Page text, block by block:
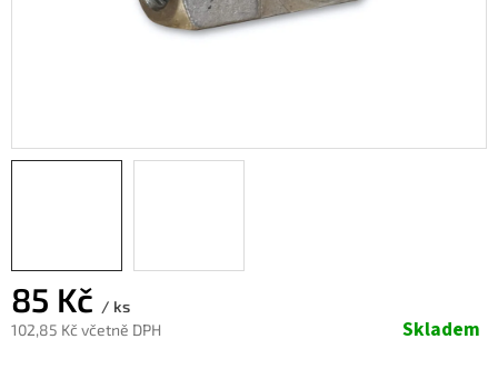
85 Kč / ks
102,85 Kč včetně DPH
Skladem